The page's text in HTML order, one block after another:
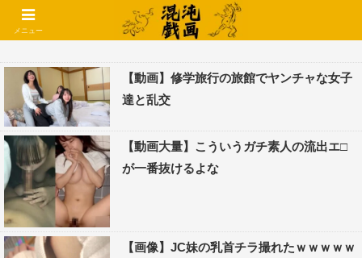
コメントでコテハン使えるようになりました🌱
【動画】修学旅行の旅館でヤンチャな女子
達と乱交
【動画大量】こういうガチ素人の流出エ□
が一番抜けるよな
【画像】JC妹の乳首チラ撮れたｗｗｗｗｗ
メニュー